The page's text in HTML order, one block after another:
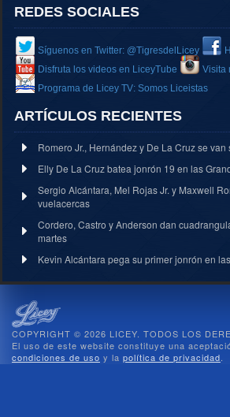
REDES SOCIALES
Síguenos en Twitter: @TigresdelLicey
Disfruta los videos en LiceyTube
Visita
Programa de Licey TV: Somos Liceistas
ARTÍCULOS RECIENTES
Romero Jr., Hernández y De La Cruz se van
Elly De La Cruz batea jonrón 19 en las
Sergio Alcántara, Mel Rojas Jr. y Maxwell
vuelacercas
Cordero, Castro y Anderson dan
martes
Kevin Alcántara pega su primer jonrón en
COPYRIGHT © 2026 LICEY. TODOS LOS
El uso de este website constituye una
condiciones de uso y la política de privacidad